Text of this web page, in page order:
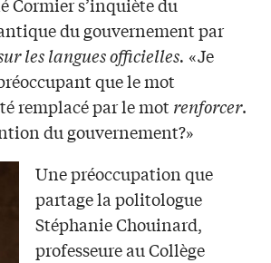
du gouvernement par
les langues officielles. «Je
que le mot
remplacé par le motrenforcer.
du gouvernement?»
Une préoccupation que
partage la politologue
Stéphanie Chouinard,
professeure au Collège